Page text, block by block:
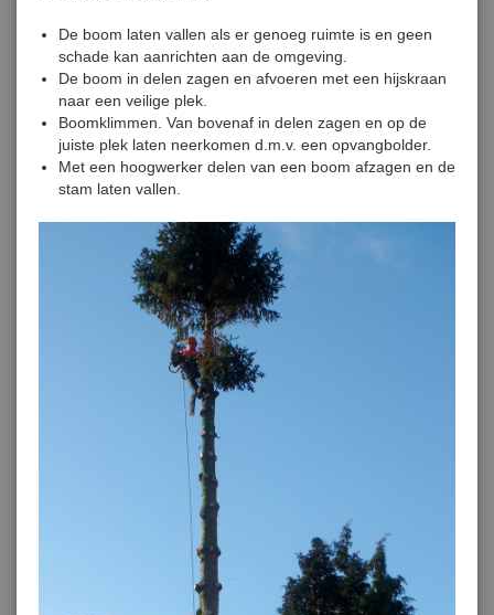
De boom laten vallen als er genoeg ruimte is en geen
schade kan aanrichten aan de omgeving.
De boom in delen zagen en afvoeren met een hijskraan
naar een veilige plek.
Boomklimmen. Van bovenaf in delen zagen en op de
juiste plek laten neerkomen d.m.v. een opvangbolder.
Met een hoogwerker delen van een boom afzagen en de
stam laten vallen.